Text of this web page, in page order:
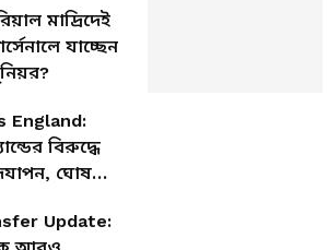
মাদ্রিদেই
যাচ্ছেন
England:
বিরুদ্ধে
ঘোষণা
Update: